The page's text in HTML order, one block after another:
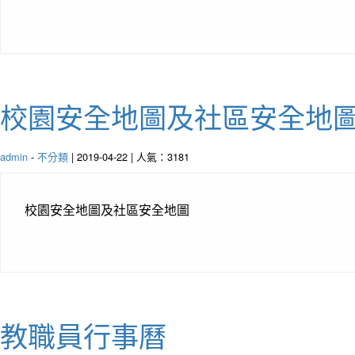
校園安全地圖及社區安全地
admin - 不分類 | 2019-04-22 | 人氣：3181
校園安全地圖及社區安全地圖
教職員行事曆